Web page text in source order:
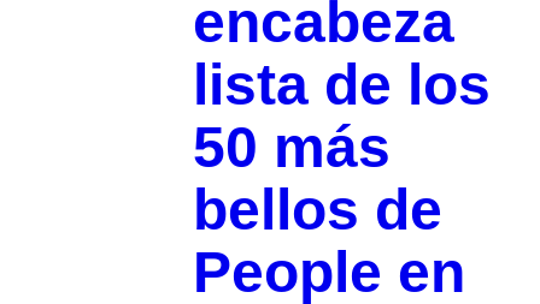
encabeza
lista de los
50 más
bellos de
People en